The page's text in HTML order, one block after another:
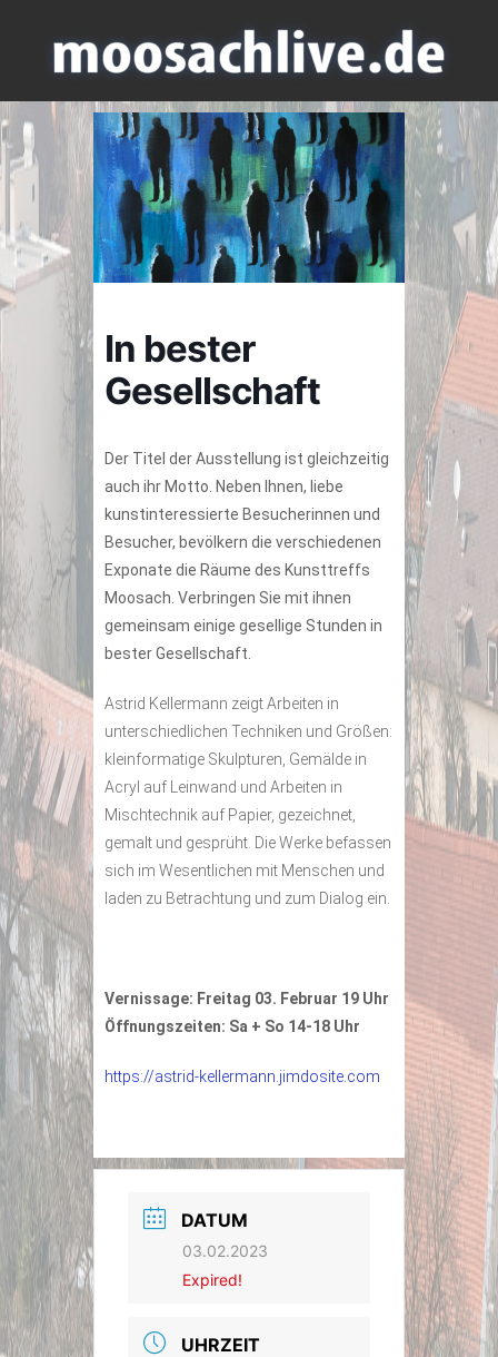
In bester
Gesellschaft
Der Titel der Ausstellung ist gleichzeitig
auch ihr Motto. Neben Ihnen, liebe
kunstinteressierte Besucherinnen und
Besucher, bevölkern die verschiedenen
Exponate die Räume des Kunsttreffs
Moosach. Verbringen Sie mit ihnen
gemeinsam einige gesellige Stunden in
bester Gesellschaft.
Astrid Kellermann zeigt Arbeiten in
unterschiedlichen Techniken und Größen:
kleinformatige Skulpturen, Gemälde in
Acryl auf Leinwand und Arbeiten in
Mischtechnik auf Papier, gezeichnet,
gemalt und gesprüht. Die Werke befassen
sich im Wesentlichen mit Menschen und
laden zu Betrachtung und zum Dialog ein.
Vernissage: Freitag 03. Februar 19 Uhr
Öffnungszeiten: Sa + So 14-18 Uhr
https://astrid-kellermann.jimdosite.com
DATUM
03.02.2023
Expired!
UHRZEIT